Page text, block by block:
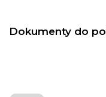
Dokumenty do